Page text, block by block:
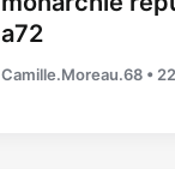
a72
Camille.Moreau.68 •